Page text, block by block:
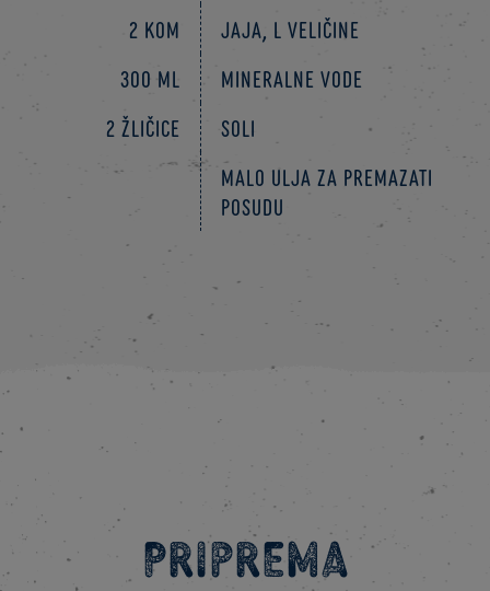
2 kom
Jaja, L veličine
300 ml
mineralne vode
2 žličice
soli
Malo ulja za premazati
posudu
Priprema